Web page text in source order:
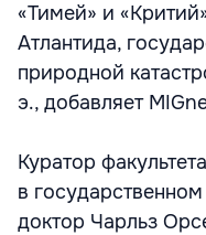
«Тимей» и
Атлантида,
природной
э., добавляет
Куратор
в
доктор Чарльз